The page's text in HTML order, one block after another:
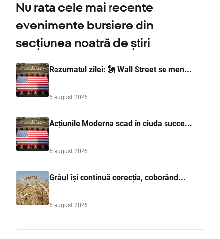
Nu rata cele mai recente
evenimente bursiere din
secțiunea noatră de știri
Rezumatul zilei: 🗽 Wall Street se men...
6 august 2026
Acțiunile Moderna scad în ciuda succe...
6 august 2026
Grâul își continuă corecția, coborând...
6 august 2026